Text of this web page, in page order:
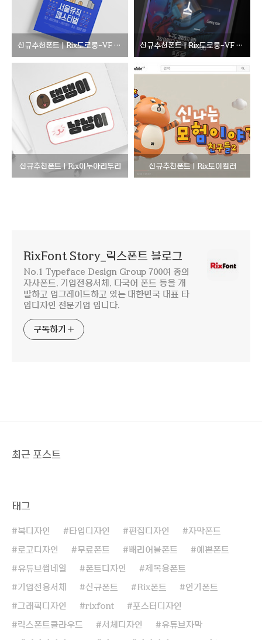
신규추천폰트 | Rix도로롱-VF ZigZag 신규추천폰트 | Rix도로롱-VF UpDown
신규추천폰트 | Rix이누아리두리 신규추천폰트 | Rix토이컬러
RixFont Story_릭스폰트 블로그
No.1 Typeface Design Group 700여 종의
자사폰트, 기업전용서체, 다국어 폰트 등을 개
발하고 업그레이드하고 있는 대한민국 대표 타
입디자인 전문기업 입니다.
구독하기
최근 포스트
태그
북디자인 타입디자인 편집디자인 자막폰트
로고디자인 무료폰트 배리어블폰트 예쁜폰트
유튜브썸네일 폰트디자인 제목용폰트
기업전용서체 신규폰트 Rix폰트 인기폰트
그래픽디자인 rixfont 포스터디자인
릭스폰트클라우드 서체디자인 유튜브자막